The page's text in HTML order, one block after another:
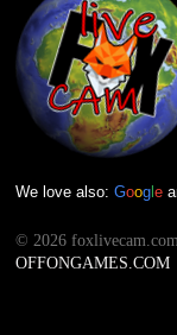
We love also: Goog e
© 2026
OFFONGAMES.COM